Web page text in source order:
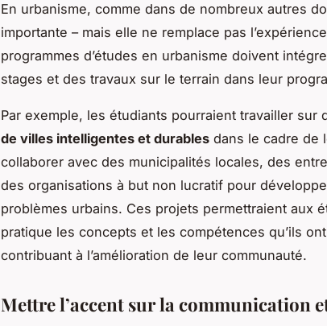
En urbanisme, comme dans de nombreux autres
importante – mais elle ne remplace pas
programmes d’études en urbanisme doivent
stages et des travaux sur le terrain dans leur
Par exemple, les étudiants pourraient travailler sur
de villes intelligentes et durables dans le cadre de
collaborer avec des municipalités locales, des
des organisations à but non lucratif pour
problèmes urbains. Ces projets permettraient aux
pratique les concepts et les compétences qu’ils
contribuant à l’amélioration de leur communauté.
Mettre l’accent sur la communication